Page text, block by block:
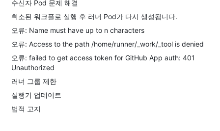
수신자 Pod 문제 해결
취소된 워크플로 실행 후 러너 Pod가 다시 생성됩니다.
오류: Name must have up to n characters
오류: Access to the path /home/runner/_work/_tool is denied
오류: failed to get access token for GitHub App auth: 401
Unauthorized
러너 그룹 제한
실행기 업데이트
법적 고지